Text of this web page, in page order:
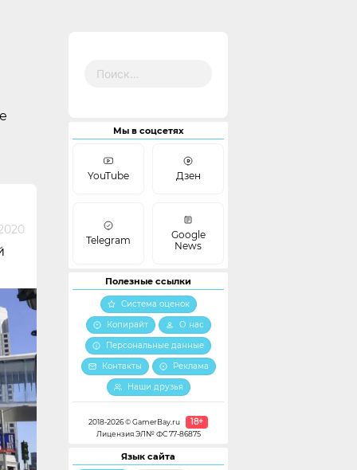
Мы в соцсетях
YouTube Дзен
Telegram
Google
News
Полезные ссылки
Система оценок
Копирайт
О нас
Персональные данные
Контакты
Реклама
Наши друзья
2018-2026 © GamerBay.ru 18+
Лицензия ЭЛ№ ФС 77-86875
Язык сайта